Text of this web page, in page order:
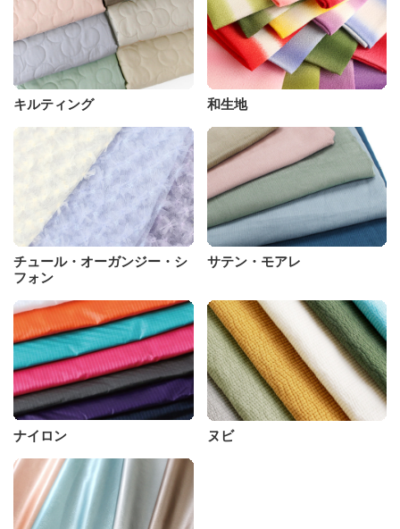
キルティング 和生地
チュール・オーガンジー・シ
フォン
サテン・モアレ
ナイロン ヌビ